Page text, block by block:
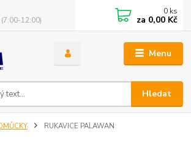
Menu
Hledat
12:00)
0 ks
za 0,00 Kč
RUKAVICE PALAWAN